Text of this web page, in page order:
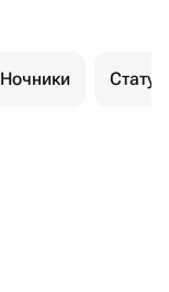
Ночники